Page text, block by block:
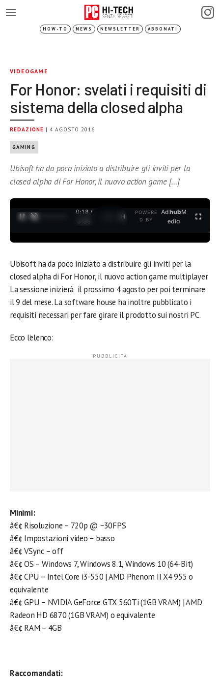
HOW-TO NEWS NEWSLETTER ABBONATI
VIDEOGAME
For Honor: svelati i requisiti di
sistema della closed alpha
REDAZIONE | 4 AGOSTO 2016
GAMING
Ubisoft ha da poco iniziato a distribuire gli inviti per la
closed alpha di For Honor, il nuovo action game […]
0:18 /
3:35
POWERE
D BY
AdhubM
edia
Ubisoft ha da poco iniziato a distribuire gli inviti per la
closed alpha di For Honor, il nuovo action game multiplayer.
La sessione inizierà il prossimo 4 agosto per poi terminare
il 9 del mese. La software house ha inoltre pubblicato i
requisiti necessari per fare girare il prodotto sui nostri PC.
Ecco l’elenco:
Minimi:
â€¢ Risoluzione – 720p @ ~30FPS
â€¢ Impostazioni video – basso
â€¢ VSync – off
â€¢ OS – Windows 7, Windows 8.1, Windows 10 (64-Bit)
â€¢ CPU – Intel Core i3-550 | AMD Phenom II X4 955 o
equivalente
â€¢ GPU – NVIDIA GeForce GTX 560Ti (1GB VRAM) | AMD
Radeon HD 6870 (1GB VRAM) o equivalente
â€¢ RAM – 4GB
Raccomandati: